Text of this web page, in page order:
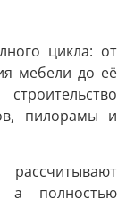
цикла: от
мебели до её
пилорамы и
а полностью